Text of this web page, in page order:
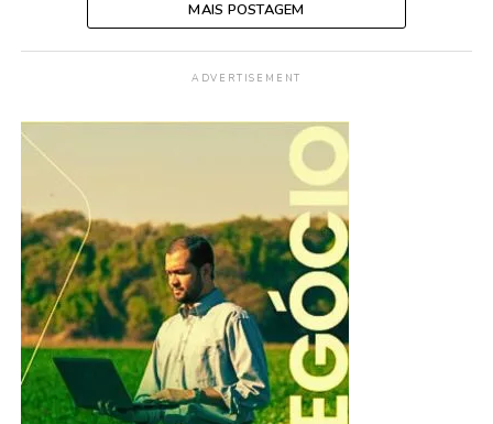
MAIS POSTAGEM
ADVERTISEMENT